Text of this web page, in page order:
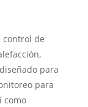
control de
para
para
como